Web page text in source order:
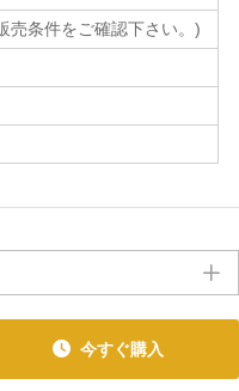
売条件をご確認下さい。)
今すぐ購入